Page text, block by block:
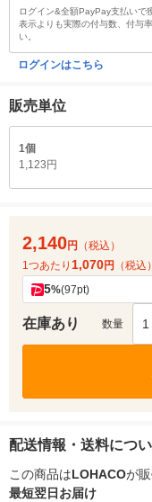
ログイン&全額PayPay支払いで
表示よりも実際の付与数、付与
い。
ログインはこちら
販売単位
1個
1,123円
2,140円
（税込）
1つあたり 1,070円 （税込）
5%(97pt)
在庫あり 数量 1
配送情報・送料につ
この商品はLOHACOが
最短翌日お届け